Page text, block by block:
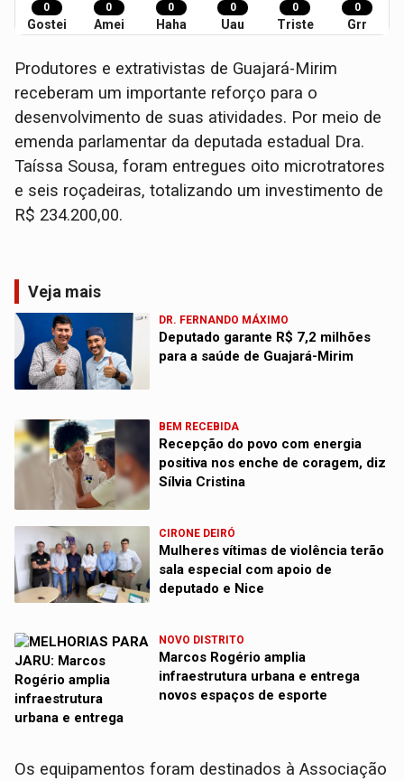
0
Gostei
0
Amei
0
Haha
0
Uau
0
Triste
0
Grr
Produtores e extrativistas de Guajará-Mirim
receberam um importante reforço para o
desenvolvimento de suas atividades. Por meio de
emenda parlamentar da deputada estadual Dra.
Taíssa Sousa, foram entregues oito microtratores
e seis roçadeiras, totalizando um investimento de
R$ 234.200,00.
Veja mais
DR. FERNANDO MÁXIMO
Deputado garante R$ 7,2 milhões
para a saúde de Guajará-Mirim
BEM RECEBIDA
Recepção do povo com energia
positiva nos enche de coragem, diz
Sílvia Cristina
CIRONE DEIRÓ
Mulheres vítimas de violência terão
sala especial com apoio de
deputado e Nice
NOVO DISTRITO
Marcos Rogério amplia
infraestrutura urbana e entrega
novos espaços de esporte
Os equipamentos foram destinados à Associação